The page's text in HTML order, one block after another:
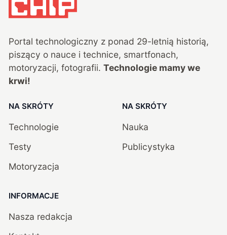
Portal technologiczny z ponad 29-letnią historią,
piszący o nauce i technice, smartfonach,
motoryzacji, fotografii. Technologie mamy we
krwi!
NA SKRÓTY
Technologie
Testy
Motoryzacja
NA SKRÓTY
Nauka
Publicystyka
INFORMACJE
Nasza redakcja